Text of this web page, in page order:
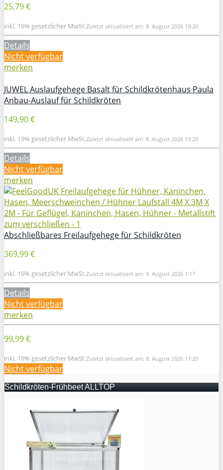
25,79 €
inkl. 19% gesetzlicher MwSt.Zuletzt aktualisiert am: 8. August 2026 19:20
Details
Nicht verfügbar
merken
JUWEL Auslaufgehege Basalt für Schildkrötenhaus Paula
Anbau-Auslauf für Schildkröten
149,90 €
inkl. 19% gesetzlicher MwSt.Zuletzt aktualisiert am: 8. August 2026 19:20
Details
Nicht verfügbar
merken
Abschließbares Freilaufgehege für Schildkröten
369,99 €
inkl. 19% gesetzlicher MwSt.Zuletzt aktualisiert am: 9. August 2026 1:17
Details
Nicht verfügbar
merken
99,99 €
inkl. 19% gesetzlicher MwSt.Zuletzt aktualisiert am: 8. August 2026 17:20
Nicht verfügbar
Schildkröten-Frühbeet ALLTOP